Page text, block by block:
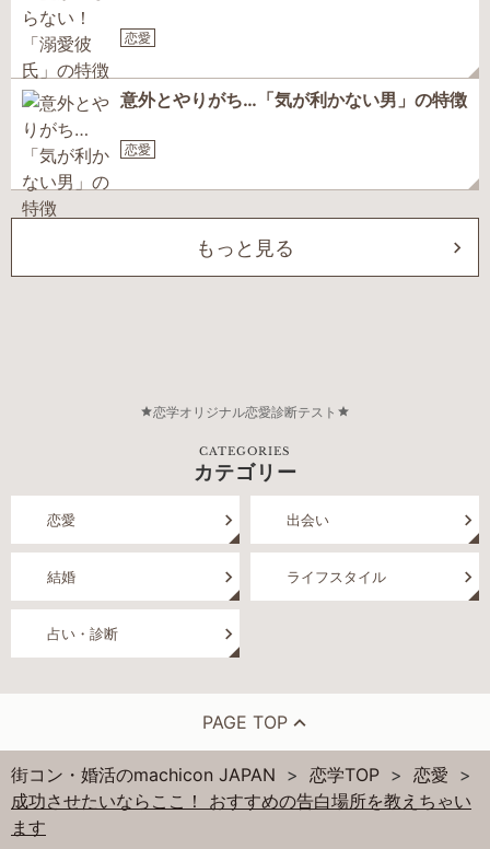
恋愛
意外とやりがち…「気が利かない男」の特徴
恋愛
もっと見る
恋学オリジナル恋愛診断テスト
CATEGORIES
カテゴリー
恋愛 出会い
結婚 ライフスタイル
占い・診断
PAGE TOP
街コン・婚活のmachicon JAPAN 恋学TOP
恋愛
成功させたいならここ！ おすすめの告白場所を教えちゃい
ます